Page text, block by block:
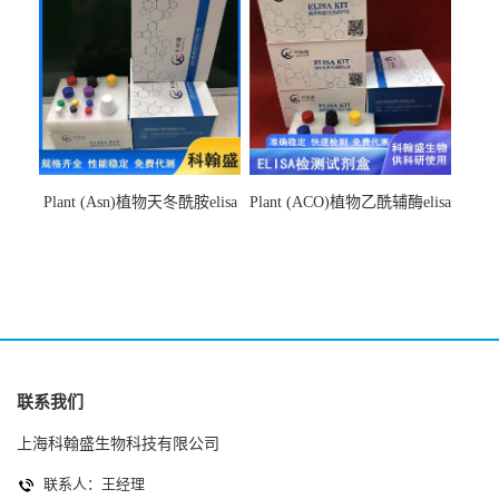
Plant (Asn)植物天冬酰胺elisa
Plant (ACO)植物乙酰辅酶elisa
联系我们
上海科翰盛生物科技有限公司
联系人：王经理